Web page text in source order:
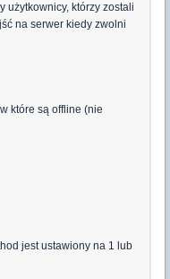
użytkownicy, którzy zostali
na serwer kiedy zwolni
które są offline (nie
jest ustawiony na 1 lub